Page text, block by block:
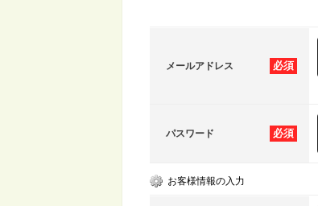
必須
メールアドレス
必須
パスワード
お客様情報の入力